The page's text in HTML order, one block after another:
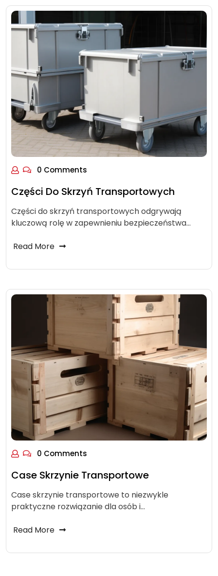
0 Comments
Części Do Skrzyń Transportowych
Części do skrzyń transportowych odgrywają
kluczową rolę w zapewnieniu bezpieczeństwa…
Read More
0 Comments
Case Skrzynie Transportowe
Case skrzynie transportowe to niezwykle
praktyczne rozwiązanie dla osób i…
Read More